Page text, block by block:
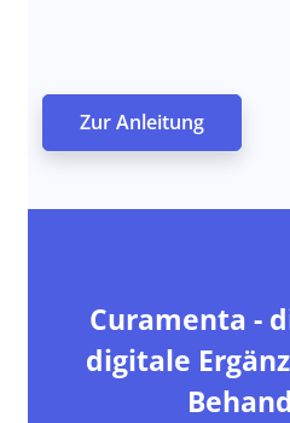
Zur Anleitung
Curamenta -
digitale